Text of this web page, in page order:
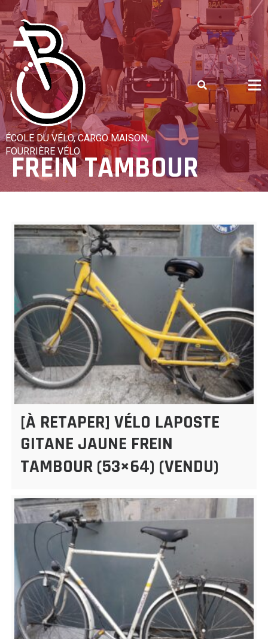
Skip
to
content
ÉCOLE DU VÉLO, CARGO MAISON,
FOURRIÈRE VÉLO
FREIN TAMBOUR
[À RETAPER] VÉLO LAPOSTE
GITANE JAUNE FREIN
TAMBOUR (53×64) (VENDU)